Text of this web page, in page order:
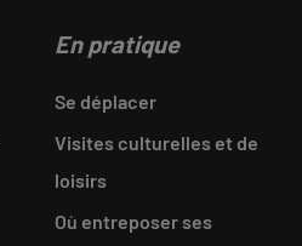
En pratique
Se déplacer
Visites culturelles et de
loisirs
Où entreposer ses